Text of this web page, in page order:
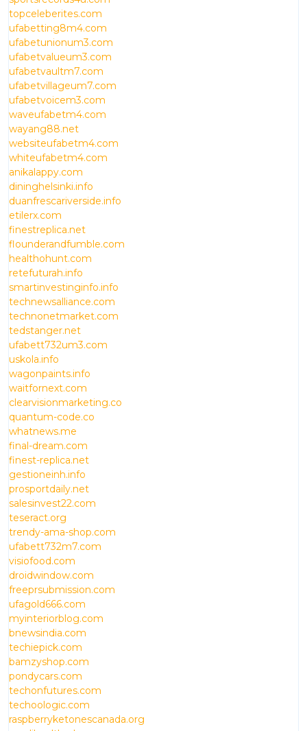
topceleberites.com
ufabetting8m4.com
ufabetunionum3.com
ufabetvalueum3.com
ufabetvaultm7.com
ufabetvillageum7.com
ufabetvoicem3.com
waveufabetm4.com
wayang88.net
websiteufabetm4.com
whiteufabetm4.com
anikalappy.com
dininghelsinki.info
duanfrescariverside.info
etilerx.com
finestreplica.net
flounderandfumble.com
healthohunt.com
retefuturah.info
smartinvestinginfo.info
technewsalliance.com
technonetmarket.com
tedstanger.net
ufabett732um3.com
uskola.info
wagonpaints.info
waitfornext.com
clearvisionmarketing.co
quantum-code.co
whatnews.me
final-dream.com
finest-replica.net
gestioneinh.info
prosportdaily.net
salesinvest22.com
teseract.org
trendy-ama-shop.com
ufabett732m7.com
visiofood.com
droidwindow.com
freeprsubmission.com
ufagold666.com
myinteriorblog.com
bnewsindia.com
techiepick.com
bamzyshop.com
pondycars.com
techonfutures.com
techoologic.com
raspberryketonescanada.org